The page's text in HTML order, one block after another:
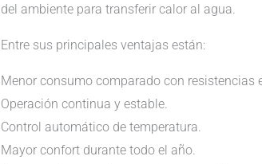
del ambiente para transferir calor al agua.
Entre sus principales ventajas están:
Menor consumo comparado con resistencias
Operación continua y estable.
Control automático de temperatura.
Mayor confort durante todo el año.